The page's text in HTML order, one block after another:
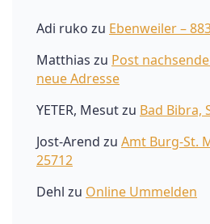
Adi ruko zu Ebenweiler –
Matthias zu Post
neue Adresse
YETER, Mesutzu Bad Bibra,
Jost-Arend zu Amt Burg-St.
25712
Dehl zu Online Ummelden